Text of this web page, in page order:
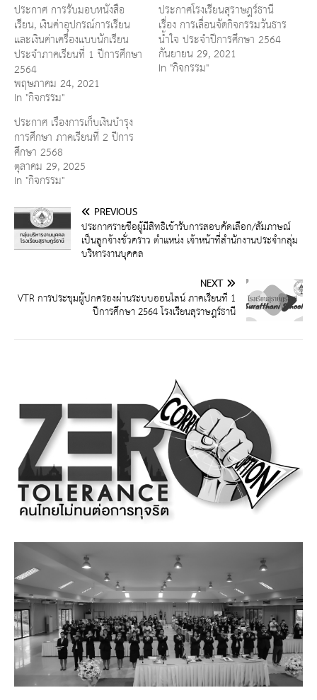
ประกาศ การรับมอบหนังสือ
เรียน, เงินค่าอุปกรณ์การเรียน
และเงินค่าเครื่องแบบนักเรียน
ประจำภาคเรียนที่ 1 ปีการศึกษา
2564
พฤษภาคม 24, 2021
In "กิจกรรม"
ประกาศโรงเรียนสุราษฎร์ธานี
เรื่อง การเลื่อนจัดกิจกรรมวันธาร
น้ำใจ ประจำปีการศึกษา 2564
กันยายน 29, 2021
In "กิจกรรม"
ประกาศ เรื่องการเก็บเงินบำรุง
การศึกษา ภาคเรียนที่ 2 ปีการ
ศึกษา 2568
ตุลาคม 29, 2025
In "กิจกรรม"
PREVIOUS
ประกาศรายชื่อผู้มีสิทธิ์เข้ารับการสอบคัดเลือก/สัมภาษณ์
เป็นลูกจ้างชั่วคราว ตำแหน่ง เจ้าหน้าที่สำนักงานประจำกลุ่ม
บริหารงานบุคคล
NEXT
VTR การประชุมผู้ปกครองผ่านระบบออนไลน์ ภาคเรียนที่ 1
ปีการศึกษา 2564 โรงเรียนสุราษฎร์ธานี